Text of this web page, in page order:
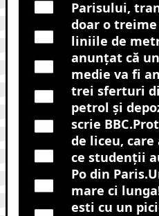
Parisului,
doar o
liniile de
anunțat că
medie va fi
trei sferturi
petrol și
scrie
de liceu,
ce studenții
Po din
mare ci
esti cu un